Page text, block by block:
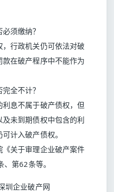
须缴纳？
行政机关仍可依法对破
在破产程序中不能作为
全不计？
息不属于破产债权，但
未到期债权中包含的利
计入破产债权。
关于审理企业破产案件
第62条等。
圳企业破产网